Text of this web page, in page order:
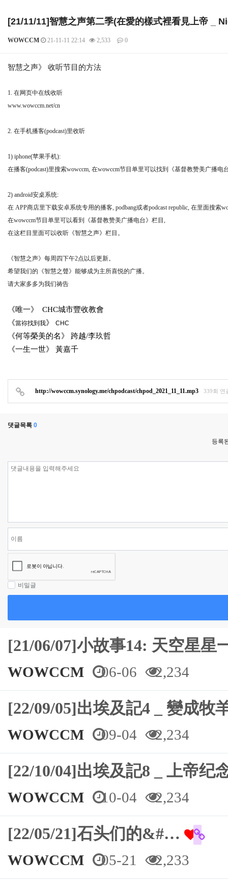
[21/11/11]智慧之声第二季(在愛的樣式裡看見上帝 _
WOWCCM 21-11-11 22:14 2,533 0
본문
智慧之声》 收听节目的方法
1. 在网页中在线收听
www.wowccm.net/cn
2. 在手机播客(podcast)里收听
1) iphone(苹果手机):
在播客(podcast)里搜索wowccm, 在wowccm节目单里可以找到《基督教赞美广播
2) android安桌系统:
在 APP商店里下载安卓系统专用的播客, podbang或者podcast republic, 在里面搜索
在wowccm节目单里可以看到《基督教赞美广播电台》栏目,
在这栏目里面可以收听《智慧之声》栏目。
《智慧之声》每周四下午2点以后更新。
希望我们的《智慧之聲》能够成为主所喜悦的广播。
请大家多多为我们祷告
《唯一》 CHC城市豐收教會
《當祢找到我》 CHC
《何等榮美的名》 跨越/李玖哲
《一生一世》 黃嘉千
http://wowccm.synology.me/chpodcast/chpod_2021_11_11.mp3 339회 연
댓글목록 0
등록
비밀글
[21/06/07]小故事14: 天空星
WOWCCM 06-06 2,234
[22/09/05]出埃及記4 _ 變成
WOWCCM 09-04 2,234
[22/10/04]出埃及記8 _ 上帝
WOWCCM 10-04 2,234
[22/05/21]石头们的&#…
WOWCCM 05-21 2,233